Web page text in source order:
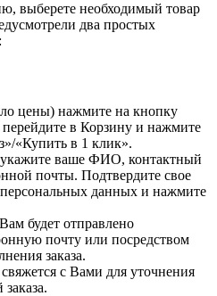
выберете необходимый товар
два простых
цены) нажмите на кнопку
в Корзину и нажмите
«Купить в 1 клик».
ваше ФИО, контактный
почты. Подтвердите свое
персональных данных и нажмите
будет отправлено
почту или посредством
заказа.
с Вами для уточнения